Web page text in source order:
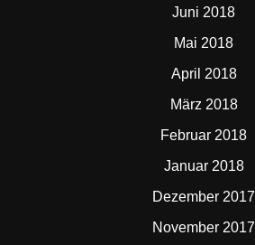
Juni 2018
Mai 2018
April 2018
März 2018
Februar 2018
Januar 2018
Dezember 2017
November 2017